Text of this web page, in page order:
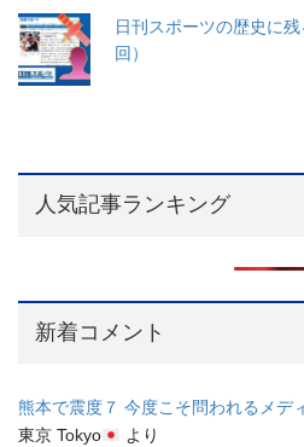
日刊スポーツの歴史に
回）
人気記事ランキング
新着コメント
熊本で震度７ 今度こそ問われるメデ
東京 Tokyo
より